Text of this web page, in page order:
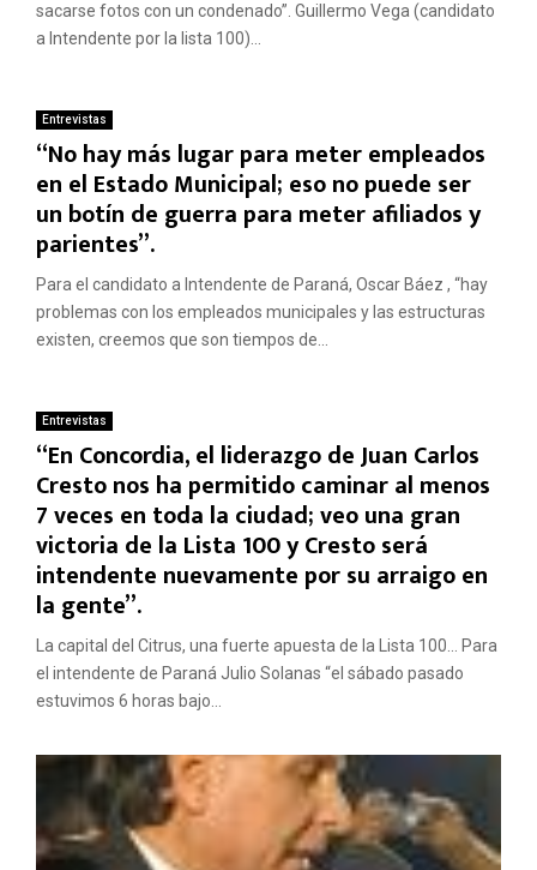
sacarse fotos con un condenado”. Guillermo Vega (candidato
a Intendente por la lista 100)...
Entrevistas
“No hay más lugar para meter empleados
en el Estado Municipal; eso no puede ser
un botín de guerra para meter afiliados y
parientes”.
Para el candidato a Intendente de Paraná, Oscar Báez , “hay
problemas con los empleados municipales y las estructuras
existen, creemos que son tiempos de...
Entrevistas
“En Concordia, el liderazgo de Juan Carlos
Cresto nos ha permitido caminar al menos
7 veces en toda la ciudad; veo una gran
victoria de la Lista 100 y Cresto será
intendente nuevamente por su arraigo en
la gente”.
La capital del Citrus, una fuerte apuesta de la Lista 100… Para
el intendente de Paraná Julio Solanas “el sábado pasado
estuvimos 6 horas bajo...